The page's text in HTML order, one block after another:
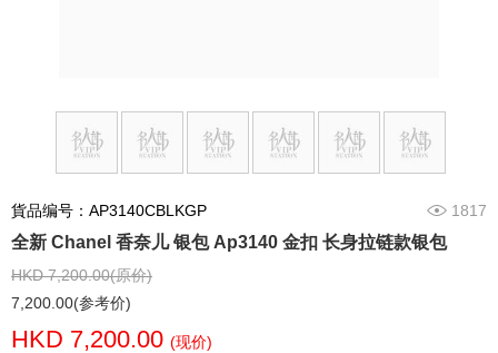
貨品编号：AP3140CBLKGP 1817
全新 Chanel 香奈儿 银包 Ap3140 金扣 长身拉链款银包
HKD 7,200.00(原价)
7,200.00(参考价)
HKD 7,200.00 (现价)